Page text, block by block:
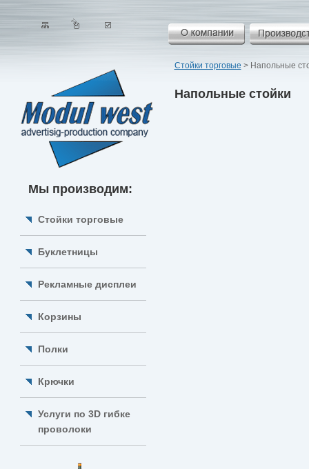
Мы производим:
Стойки торговые
Буклетницы
Рекламные дисплеи
Корзины
Полки
Крючки
Услуги по 3D гибке
проволоки
Стойки торговые > Напольные
Напольные стойки